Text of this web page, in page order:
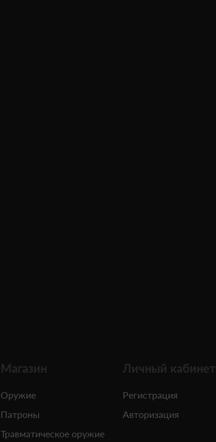
Магазин
Оружие
Патроны
Травматическое оружие
Личный кабинет
Регистрация
Авторизация